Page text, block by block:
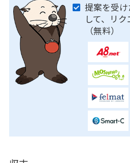
提案を受
して、リ
（無料）